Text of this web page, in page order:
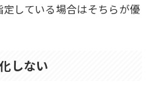
している場合はそちらが優
しない